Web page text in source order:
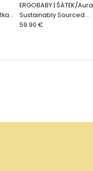
ERGOBABY | ŠÁTEK/Aura
Sustainably Sourced
Knit Baby Wrap - Camel
59.90 €